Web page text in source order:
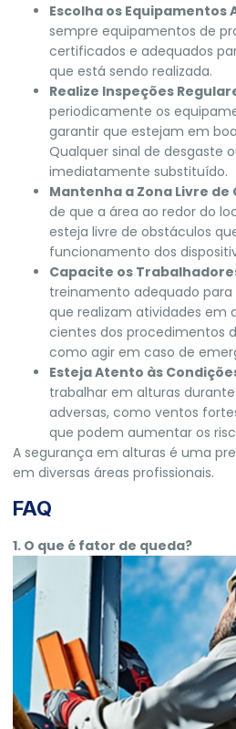
Escolha os Equipamentos
sempre equipamentos de
certificados e adequados
que está sendo realizada.
Realize Inspeções
periodicamente os
garantir que estejam em
Qualquer sinal de desgaste
imediatamente substituído.
Mantenha a Zona Livre de
de que a área ao redor do
esteja livre de obstáculos
funcionamento dos
Capacite os
treinamento adequado
que realizam atividades em
cientes dos procedimentos
como agir em caso de
Esteja Atento às
trabalhar em alturas
adversas, como ventos
que podem aumentar os
A segurança em alturas é uma
em diversas áreas profissionais.
FAQ
1. O que é fator de queda?